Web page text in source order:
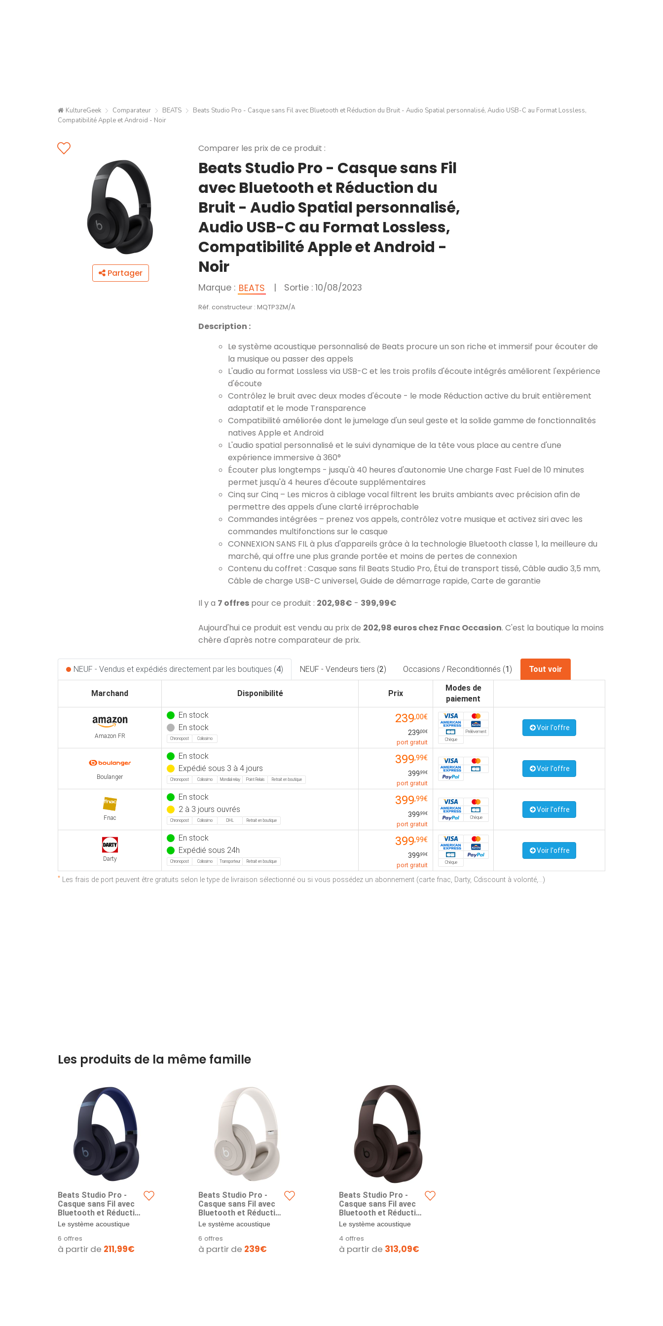
KultureGeek Comparateur BEATS
Beats Studio Pro - Casque sans Fil avec Bluetooth et Réduction du Bruit - Audio Spatial personnalisé, Audio USB-C au Format Lossless,
Compatibilité Apple et Android - Noir
Partager
Comparer les prix de ce produit :
Beats Studio Pro - Casque sans Fil
avec Bluetooth et Réduction du
Bruit - Audio Spatial personnalisé,
Audio USB-C au Format Lossless,
Compatibilité Apple et Android -
Noir
Marque : BEATS | Sortie : 10/08/2023
Réf. constructeur : MQTP3ZM/A
Description :
Le système acoustique personnalisé de Beats procure un son riche et immersif pour écouter de
la musique ou passer des appels
L'audio au format Lossless via USB-C et les trois profils d'écoute intégrés améliorent l'expérience
d'écoute
Contrôlez le bruit avec deux modes d'écoute - le mode Réduction active du bruit entièrement
adaptatif et le mode Transparence
Compatibilité améliorée dont le jumelage d'un seul geste et la solide gamme de fonctionnalités
natives Apple et Android
L'audio spatial personnalisé et le suivi dynamique de la tête vous place au centre d'une
expérience immersive à 360°
Écouter plus longtemps - jusqu'à 40 heures d'autonomie Une charge Fast Fuel de 10 minutes
permet jusqu'à 4 heures d'écoute supplémentaires
Cinq sur Cinq – Les micros à ciblage vocal filtrent les bruits ambiants avec précision afin de
permettre des appels d'une clarté irréprochable
Commandes intégrées – prenez vos appels, contrôlez votre musique et activez siri avec les
commandes multifonctions sur le casque
CONNEXION SANS FIL à plus d'appareils grâce à la technologie Bluetooth classe 1, la meilleure du
marché, qui offre une plus grande portée et moins de pertes de connexion
Contenu du coffret : Casque sans fil Beats Studio Pro, Étui de transport tissé, Câble audio 3,5 mm,
Câble de charge USB-C universel, Guide de démarrage rapide, Carte de garantie
Il y a 7 offres pour ce produit : 202,98€ - 399,99€
Aujourd'hui ce produit est vendu au prix de 202,98 euros chez Fnac Occasion. C'est la boutique la moins
chère d'après notre comparateur de prix.
NEUF - Vendus et expédiés directement par les boutiques (4) NEUF - Vendeurs tiers (2) Occasions / Reconditionnés (1) Tout voir
Marchand Disponibilité Prix
Modes de
paiement
Amazon FR
En stock
En stock
Chronopost Colissimo
239,00€
239,00€
port gratuit
Prélèvement
Chèque
Voir l'offre
Boulanger
En stock
Expédié sous 3 à 4 jours
Chronopost Colissimo Mondial relay Point Relais Retrait en boutique
399,99€
399,99€
port gratuit
Voir l'offre
Fnac
En stock
2 à 3 jours ouvrés
Chronopost Colissimo DHL Retrait en boutique
399,99€
399,99€
port gratuit
Chèque
Voir l'offre
Darty
En stock
Expédié sous 24h
Chronopost Colissimo Transporteur Retrait en boutique
399,99€
399,99€
port gratuit Chèque
Voir l'offre
* Les frais de port peuvent être gratuits selon le type de livraison sélectionné ou si vous possédez un abonnement (carte fnac, Darty, Cdiscount à volonté,...)
Les produits de la même famille
Beats Studio Pro -
Casque sans Fil avec
Bluetooth et Réduction
du Bruit - Audio Spatial
personnalisé, Audio
USB-C au Format
Lossless,
Compatibilité Apple et
Le système acoustique
procure un son riche et...
6 offres
à partir de 211,99€
Beats Studio Pro -
Casque sans Fil avec
Bluetooth et Réduction
du Bruit - Audio Spatial
personnalisé, Audio
USB-C au Format
Lossless,
Compatibilité Apple et
Le système acoustique
procure un son riche et...
6 offres
à partir de 239€
Beats Studio Pro -
Casque sans Fil avec
Bluetooth et Réduction
du Bruit - Audio Spatial
personnalisé, Audio
USB-C au Format
Lossless,
Compatibilité Apple et
Le système acoustique
procure un son riche et...
4 offres
à partir de 313,09€